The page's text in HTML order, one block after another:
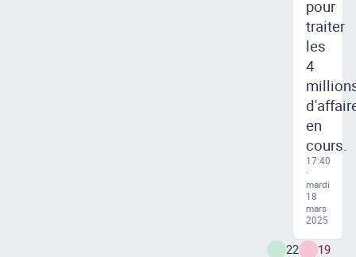
pour
traiter
les
4
en
cours.
17:40
·
mardi
18
mars
2025
22 19